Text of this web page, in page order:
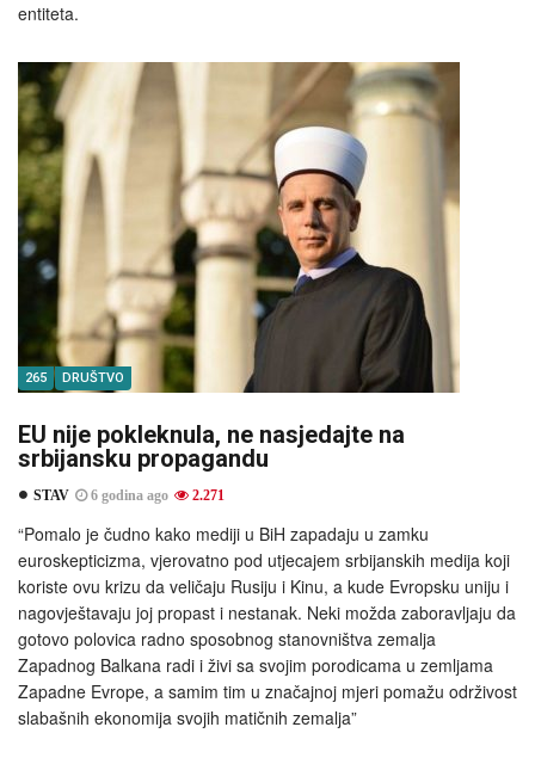
entiteta.
265 DRUŠTVO
EU nije pokleknula, ne nasjedajte na
srbijansku propagandu
STAV 6 godina ago 2.271
“Pomalo je čudno kako mediji u BiH zapadaju u zamku
euroskepticizma, vjerovatno pod utjecajem srbijanskih medija koji
koriste ovu krizu da veličaju Rusiju i Kinu, a kude Evropsku uniju i
nagovještavaju joj propast i nestanak. Neki možda zaboravljaju da
gotovo polovica radno sposobnog stanovništva zemalja
Zapadnog Balkana radi i živi sa svojim porodicama u zemljama
Zapadne Evrope, a samim tim u značajnoj mjeri pomažu održivost
slabašnih ekonomija svojih matičnih zemalja”